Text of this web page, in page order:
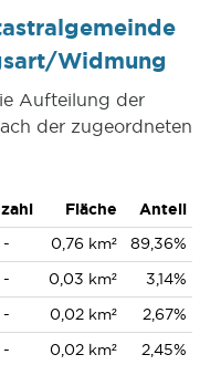
Widmung
Aufteilung der
der zugeordneten
Fläche
Anteil
- 0,76 km²
89,36%
- 0,03 km²
3,14%
- 0,02 km²
2,67%
- 0,02 km² 2,45%